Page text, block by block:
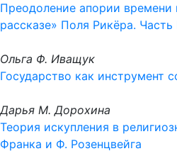
Преодоление апории времени
рассказе» Поля Рикёра. Часть
Ольга Ф. Иващук
Государство как инструмент
Дарья М. Дорохина
Теория искупления в
Франка и Ф. Розенцвейга